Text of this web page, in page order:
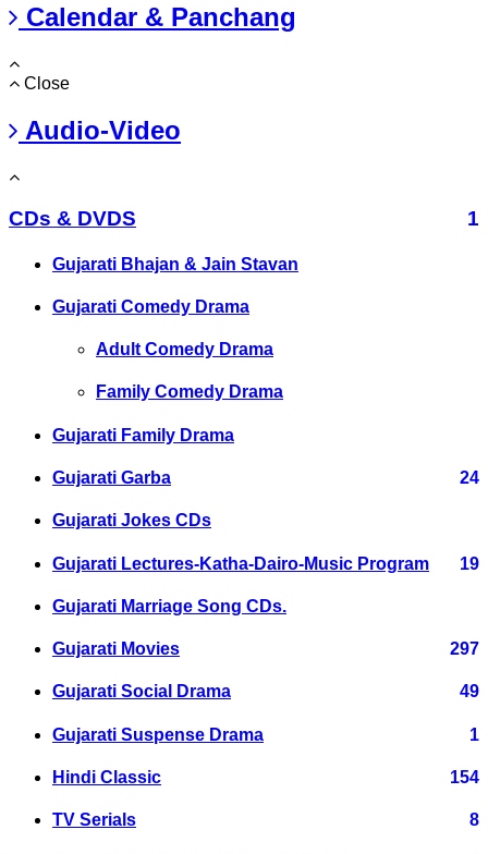
Calendar & Panchang
Close
Audio-Video
CDs & DVDS 1
Gujarati Bhajan & Jain Stavan
Gujarati Comedy Drama
Adult Comedy Drama
Family Comedy Drama
Gujarati Family Drama
Gujarati Garba 24
Gujarati Jokes CDs
Gujarati Lectures-Katha-Dairo-Music Program 19
Gujarati Marriage Song CDs.
Gujarati Movies 297
Gujarati Social Drama 49
Gujarati Suspense Drama 1
Hindi Classic 154
TV Serials 8